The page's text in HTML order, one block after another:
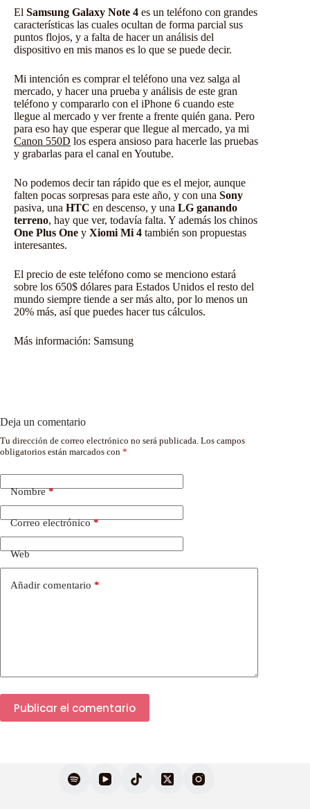
El Samsung Galaxy Note 4 es un teléfono con grandes
características las cuales ocultan de forma parcial sus
puntos flojos, y a falta de hacer un análisis del
dispositivo en mis manos es lo que se puede decir.
Mi intención es comprar el teléfono una vez salga al
mercado, y hacer una prueba y análisis de este gran
teléfono y compararlo con el iPhone 6 cuando este
llegue al mercado y ver frente a frente quién gana. Pero
para eso hay que esperar que llegue al mercado, ya mi
Canon 550D los espera ansioso para hacerle las pruebas
y grabarlas para el canal en Youtube.
No podemos decir tan rápido que es el mejor, aunque
falten pocas sorpresas para este año, y con una Sony
pasiva, una HTC en descenso, y una LG ganando
terreno, hay que ver, todavía falta. Y además los chinos
One Plus One y Xiomi Mi 4 también son propuestas
interesantes.
El precio de este teléfono como se menciono estará
sobre los 650$ dólares para Estados Unidos el resto del
mundo siempre tiende a ser más alto, por lo menos un
20% más, así que puedes hacer tus cálculos.
Más información: Samsung
Deja un comentario
Tu dirección de correo electrónico no será publicada. Los campos
obligatorios están marcados con *
Nombre*
Correo electrónico*
Web
Añadir comentario *
Publicar el comentario